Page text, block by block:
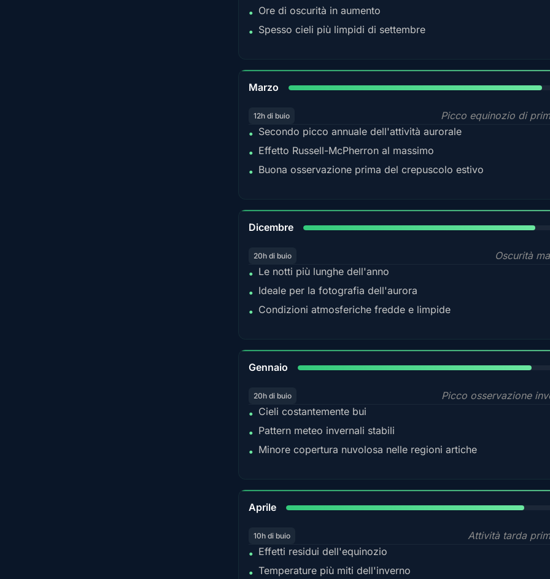
• Ore di oscurità in aumento
• Spesso cieli più limpidi di settembre
Marzo
12h di buio
Picco equinozio di
• Secondo picco annuale dell'attività aurorale
• Effetto Russell-McPherron al massimo
• Buona osservazione prima del crepuscolo estivo
Dicembre
20h di buio
Oscurità
• Le notti più lunghe dell'anno
• Ideale per la fotografia dell'aurora
• Condizioni atmosferiche fredde e limpide
Gennaio
20h di buio
Picco osservazione
• Cieli costantemente bui
• Pattern meteo invernali stabili
• Minore copertura nuvolosa nelle regioni artiche
Aprile
10h di buio
Attività tarda
• Effetti residui dell'equinozio
• Temperature più miti dell'inverno